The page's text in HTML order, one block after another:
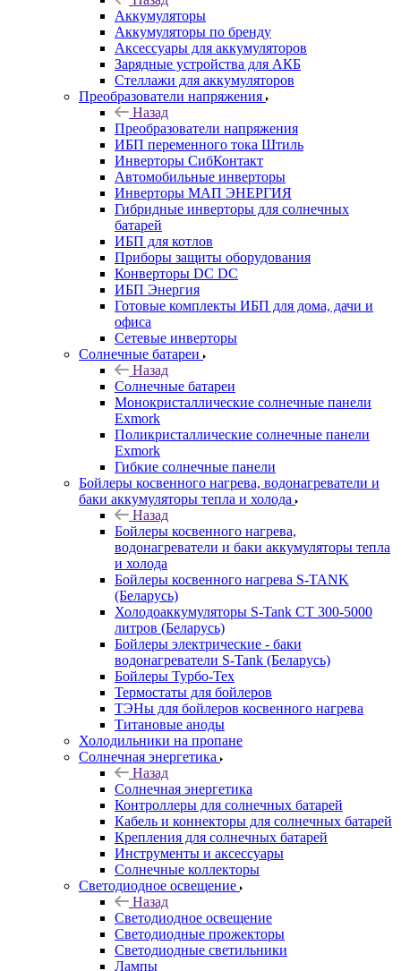
Аккумуляторы
Аккумуляторы по бренду
Аксессуары для аккумуляторов
Зарядные устройства для АКБ
Стеллажи для аккумуляторов
Преобразователи напряжения
Назад
Преобразователи напряжения
ИБП переменного тока Штиль
Инверторы СибКонтакт
Автомобильные инверторы
Инверторы МАП ЭНЕРГИЯ
Гибридные инверторы для солнечных
батарей
ИБП для котлов
Приборы защиты оборудования
Конверторы DC DC
ИБП Энергия
Готовые комплекты ИБП для дома, дачи и
офиса
Сетевые инверторы
Солнечные батареи
Назад
Солнечные батареи
Монокристаллические солнечные панели
Exmork
Поликристаллические солнечные панели
Exmork
Гибкие солнечные панели
Бойлеры косвенного нагрева, водонагреватели и
баки аккумуляторы тепла и холода
Назад
Бойлеры косвенного нагрева,
водонагреватели и баки аккумуляторы тепла
и холода
Бойлеры косвенного нагрева S-TANK
(Беларусь)
Холодоаккумуляторы S-Tank СТ 300-5000
литров (Беларусь)
Бойлеры электрические - баки
водонагреватели S-Tank (Беларусь)
Бойлеры Турбо-Тех
Термостаты для бойлеров
ТЭНы для бойлеров косвенного нагрева
Титановые аноды
Холодильники на пропане
Солнечная энергетика
Назад
Солнечная энергетика
Контроллеры для солнечных батарей
Кабель и коннекторы для солнечных батарей
Крепления для солнечных батарей
Инструменты и аксессуары
Солнечные коллекторы
Светодиодное освещение
Назад
Светодиодное освещение
Светодиодные прожекторы
Светодиодные светильники
Лампы